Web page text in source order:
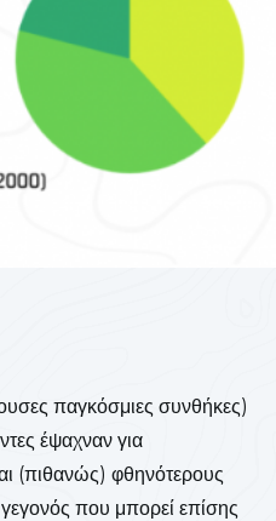
παγκόσμιες συνθήκες)
έψαχναν για
(πιθανώς) φθηνότερους
που μπορεί επίσης